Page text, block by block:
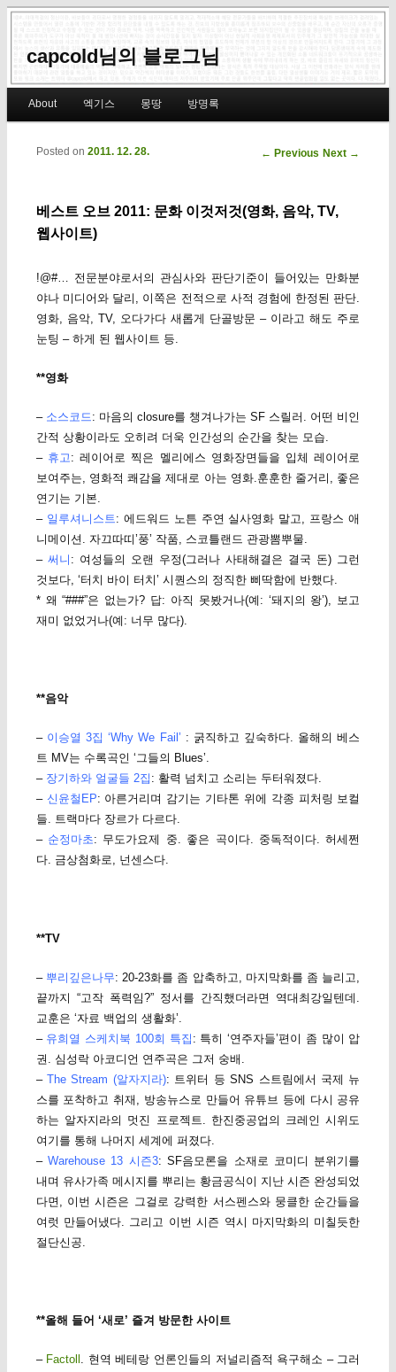
capcold님의 블로그님
Skip to primary content
Skip to secondary content
About 엑기스 몽땅 방명록
Post navigation
← Previous Next →
베스트 오브 2011: 문화 이것저것(영화, 음악, TV,
웹사이트)
Posted on 2011. 12. 28.
!@#… 전문분야로서의 관심사와 판단기준이 들어있는 만화분
야나 미디어와 달리, 이쪽은 전적으로 사적 경험에 한정된 판단.
영화, 음악, TV, 오다가다 새롭게 단골방문 – 이라고 해도 주로
눈팅 – 하게 된 웹사이트 등.
**영화
– 소스코드 : 마음의 closure를 챙겨나가는 SF 스릴러. 어떤 비인
간적 상황이라도 오히려 더욱 인간성의 순간을 찾는 모습.
– 휴고 : 레이어로 찍은 멜리에스 영화장면들을 입체 레이어로
보여주는, 영화적 쾌감을 제대로 아는 영화.훈훈한 줄거리, 좋은
연기는 기본.
– 일루셔니스트 : 에드워드 노튼 주연 실사영화 말고, 프랑스 애
니메이션. 자끄따띠’풍’ 작품, 스코틀랜드 관광뽐뿌물.
– 써니 : 여성들의 오랜 우정(그러나 사태해결은 결국 돈) 그런
것보다, ‘터치 바이 터치’ 시퀀스의 정직한 삐딱함에 반했다.
* 왜 “###”은 없는가? 답: 아직 못봤거나(예: ‘돼지의 왕’), 보고
재미 없었거나(예: 너무 많다).
**음악
– 이승열 3집 ‘Why We Fail’ : 굵직하고 깊숙하다. 올해의 베스
트 MV는 수록곡인 ‘그들의 Blues’.
– 장기하와 얼굴들 2집 : 활력 넘치고 소리는 두터워졌다.
– 신윤철EP: 아른거리며 감기는 기타톤 위에 각종 피처링 보컬
들. 트랙마다 장르가 다르다.
– 순정마초: 무도가요제 중. 좋은 곡이다. 중독적이다. 허세쩐
다. 금상첨화로, 넌센스다.
**TV
– 뿌리깊은나무: 20-23화를 좀 압축하고, 마지막화를 좀 늘리고,
끝까지 “고작 폭력임?” 정서를 간직했더라면 역대최강일텐데.
교훈은 ‘자료 백업의 생활화’.
– 유희열 스케치북 100회 특집 : 특히 ‘연주자들’편이 좀 많이 압
권. 심성락 아코디언 연주곡은 그저 숭배.
–The Stream (알자지라): 트위터 등 SNS 스트림에서 국제 뉴
스를 포착하고 취재, 방송뉴스로 만들어 유튜브 등에 다시 공유
하는 알자지라의 멋진 프로젝트. 한진중공업의 크레인 시위도
여기를 통해 나머지 세계에 퍼졌다.
–Warehouse 13 시즌3: SF음모론을 소재로 코미디 분위기를
내며 유사가족 메시지를 뿌리는 황금공식이 지난 시즌 완성되었
다면, 이번 시즌은 그걸로 강력한 서스펜스와 뭉클한 순간들을
여럿 만들어냈다. 그리고 이번 시즌 역시 마지막화의 미칠듯한
절단신공.
**올해 들어 ‘새로’ 즐겨 방문한 사이트
– Factoll . 현역 베테랑 언론인들의 저널리즘적 욕구해소 – 그러